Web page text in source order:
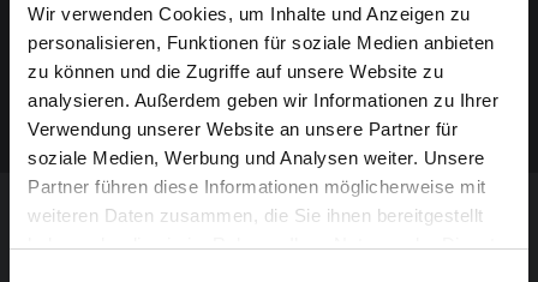
Wir verwenden Cookies, um Inhalte und Anzeigen zu
personalisieren, Funktionen für soziale Medien anbieten
zu können und die Zugriffe auf unsere Website zu
analysieren. Außerdem geben wir Informationen zu Ihrer
Verwendung unserer Website an unsere Partner für
soziale Medien, Werbung und Analysen weiter. Unsere
Partner führen diese Informationen möglicherweise mit
weiteren Daten zusammen, die Sie ihnen bereitgestellt
haben oder die sie im Rahmen Ihrer Nutzung der Dienste
VERANSTALTUNG VERPASST?